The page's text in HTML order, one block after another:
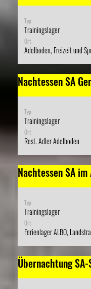
Typ
Trainingslager
Ort
Adelboden, Freizeit und
Nachtessen SA
Typ
Trainingslager
Ort
Rest. Adler Adelboden
Nachtessen SA im
Typ
Trainingslager
Ort
Ferienlager ALBO,
Übernachtung